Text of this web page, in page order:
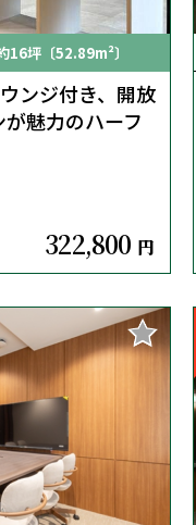
16坪〔52.89m²〕
ンジ付き、開放
魅力のハーフ
322,800 円